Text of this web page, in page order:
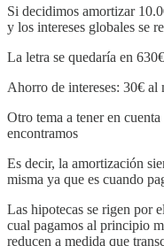
Si decidimos amortizar
y los intereses globales se
La letra se quedaría en
Ahorro de intereses: 30€ al
Otro tema a tener en
encontramos
Es decir, la amortización
misma ya que es cuando
Las hipotecas se rigen por
cual pagamos al principio
reducen a medida que